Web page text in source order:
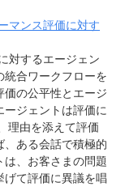
マンス評価に対す
対するエージェン
統合ワークフローを
の公平性とエージ
ージェントは評価に
理由を添えて評価
ある会話で積極的
、お客さまの問題
げて評価に異議を唱